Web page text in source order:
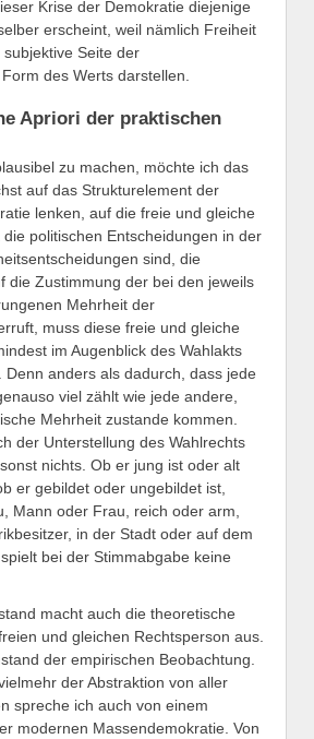
Krise der Demokratie diejenige
erscheint, weil nämlich Freiheit
Seite der
des Werts darstellen.
Apriori der praktischen
zu machen, möchte ich das
auf das Strukturelement der
lenken, auf die freie und gleiche
politischen Entscheidungen in der
sind, die
die Zustimmung der bei den jeweils
Mehrheit der
muss diese freie und gleiche
im Augenblick des Wahlakts
Denn anders als dadurch, dass jede
viel zählt wie jede andere,
Mehrheit zustande kommen.
der Unterstellung des Wahlrechts
nichts. Ob er jung ist oder alt
er gebildet oder ungebildet ist,
Mann oder Frau, reich oder arm,
in der Stadt oder auf dem
bei der Stimmabgabe keine
macht auch die theoretische
und gleichen Rechtsperson aus.
der empirischen Beobachtung.
der Abstraktion von aller
spreche ich auch von einem
modernen Massendemokratie. Von